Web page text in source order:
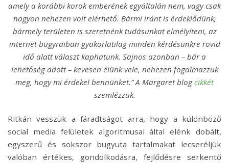
amely a korábbi korok emberének egyáltalán nem, vagy csak
nagyon nehezen volt elérhető. Bármi iránt is érdeklődünk,
bármely területen is szeretnénk tudásunkat elmélyíteni, az
internet bugyraiban gyakorlatilag minden kérdésünkre rövid
idő alatt választ kaphatunk. Sajnos azonban – bár a
lehetőség adott – kevesen élünk vele, nehezen fogalmazzuk
meg, hogy mi érdekel bennünket.” A Margaret blogcikkét
szemlézzük.
Ritkán vesszük a fáradtságot arra, hogy a különböző
social media felületek algoritmusai által elénk dobált,
egyszerű és sokszor bugyuta tartalmakat lecseréljük
valóban értékes, gondolkodásra, fejlődésre serkentő